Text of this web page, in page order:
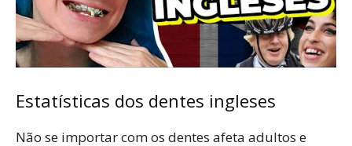
Estatísticas dos dentes ingleses
Não se importar com os dentes afeta adultos e